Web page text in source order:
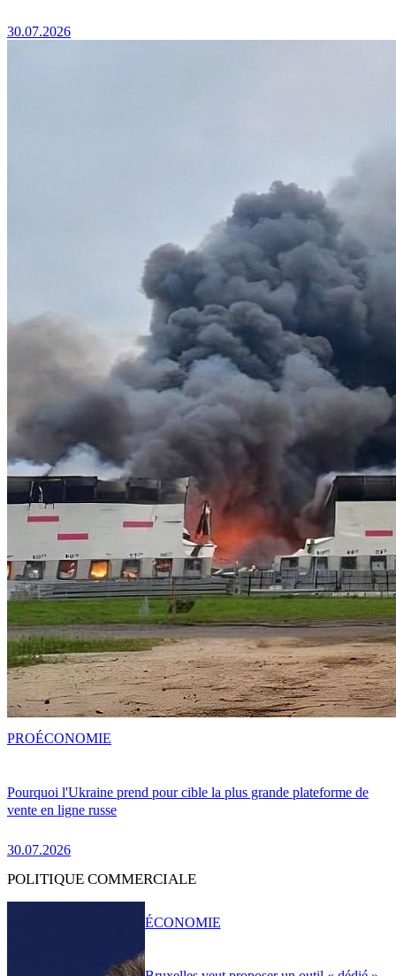
30.07.2026
Pourquoi l'Ukraine prend pour cible la plus grande plateforme de
vente en ligne russe
30.07.2026
PROÉCONOMIE
POLITIQUE COMMERCIALE
ÉCONOMIE